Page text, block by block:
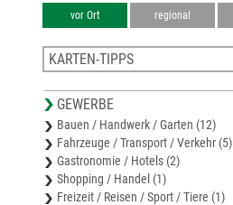
vor Ort regional
KARTEN-TIPPS
Stadtplan Troisdorf
Stadtplan Rösrath
Stadtplan Sankt Augustin
Stadtplan Hennef
GEWERBE
Bauen / Handwerk / Garten (12)
Fahrzeuge / Transport / Verkehr (5)
Gastronomie / Hotels (2)
Shopping / Handel (1)
Freizeit / Reisen / Sport / Tiere (1)